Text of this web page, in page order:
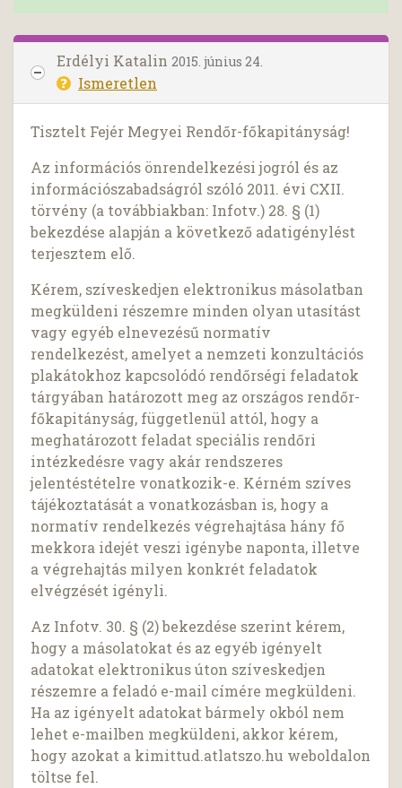
Erdélyi Katalin 2015. június 24.
Ismeretlen
Tisztelt Fejér Megyei Rendőr-főkapitányság!
Az információs önrendelkezési jogról és az
információszabadságról szóló 2011. évi CXII.
törvény (a továbbiakban: Infotv.) 28. § (1)
bekezdése alapján a következő adatigénylést
terjesztem elő.
Kérem, szíveskedjen elektronikus másolatban
megküldeni részemre minden olyan utasítást
vagy egyéb elnevezésű normatív
rendelkezést, amelyet a nemzeti konzultációs
plakátokhoz kapcsolódó rendőrségi feladatok
tárgyában határozott meg az országos rendőr-
főkapitányság, függetlenül attól, hogy a
meghatározott feladat speciális rendőri
intézkedésre vagy akár rendszeres
jelentéstételre vonatkozik-e. Kérném szíves
tájékoztatását a vonatkozásban is, hogy a
normatív rendelkezés végrehajtása hány fő
mekkora idejét veszi igénybe naponta, illetve
a végrehajtás milyen konkrét feladatok
elvégzését igényli.
Az Infotv. 30. § (2) bekezdése szerint kérem,
hogy a másolatokat és az egyéb igényelt
adatokat elektronikus úton szíveskedjen
részemre a feladó e-mail címére megküldeni.
Ha az igényelt adatokat bármely okból nem
lehet e-mailben megküldeni, akkor kérem,
hogy azokat a kimittud.atlatszo.hu weboldalon
töltse fel.